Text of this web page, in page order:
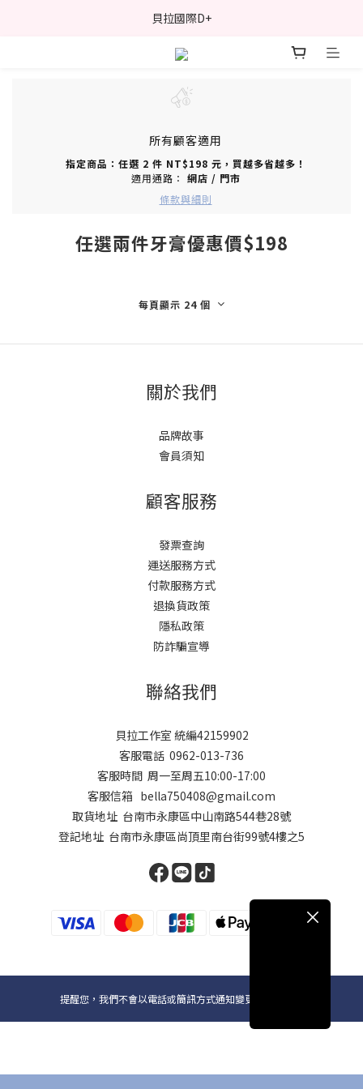
貝拉國際D+
所有顧客適用
指定商品：任選 2 件 NT$198 元，買越多省越多！
適用通路： 網店 / 門市
條款與細則
任選兩件牙膏優惠價$198
每頁顯示 24 個
關於我們
品牌故事
會員須知
顧客服務
發票查詢
運送服務方式
付款服務方式
退換貨政策
隱私政策
防詐騙宣導
聯絡我們
貝拉工作室 統編42159902
客服電話 0962-013-736
客服時間 周一至周五10:00-17:00
客服信箱 bella750408@gmail.com
取貨地址 台南市永康區中山南路544巷28號
登記地址 台南市永康區尚頂里南台街99號4樓之5
提醒您，我們不會以電話或簡訊方式通知變更付款方式。